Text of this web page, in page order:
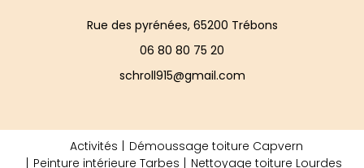
Rue des pyrénées, 65200 Trébons
06 80 80 75 20
schroll915@gmail.com
Activités
Démoussage toiture Capvern
Peinture intérieure Tarbes
Nettoyage toiture Lourdes